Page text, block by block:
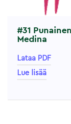
#31
Medina
Lataa PDF
Lue lisää